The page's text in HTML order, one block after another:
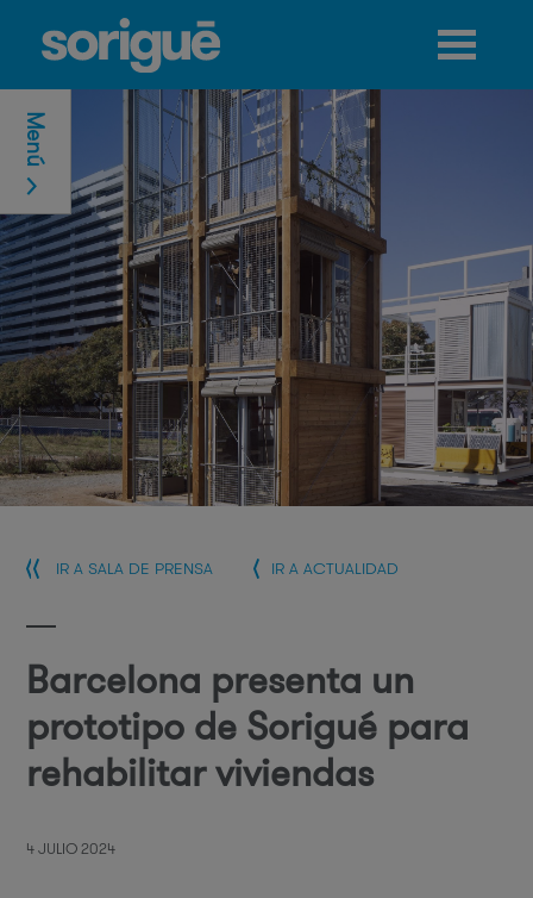
Jump to navigation
IR A SALA DE PRENSA IR A ACTUALIDAD
Barcelona presenta un
prototipo de Sorigué para
rehabilitar viviendas
4 JULIO 2024
Menú